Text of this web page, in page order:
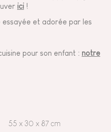
ici !
essayée et adorée par les
pour son enfant : notre
55 x 30 x 87 cm